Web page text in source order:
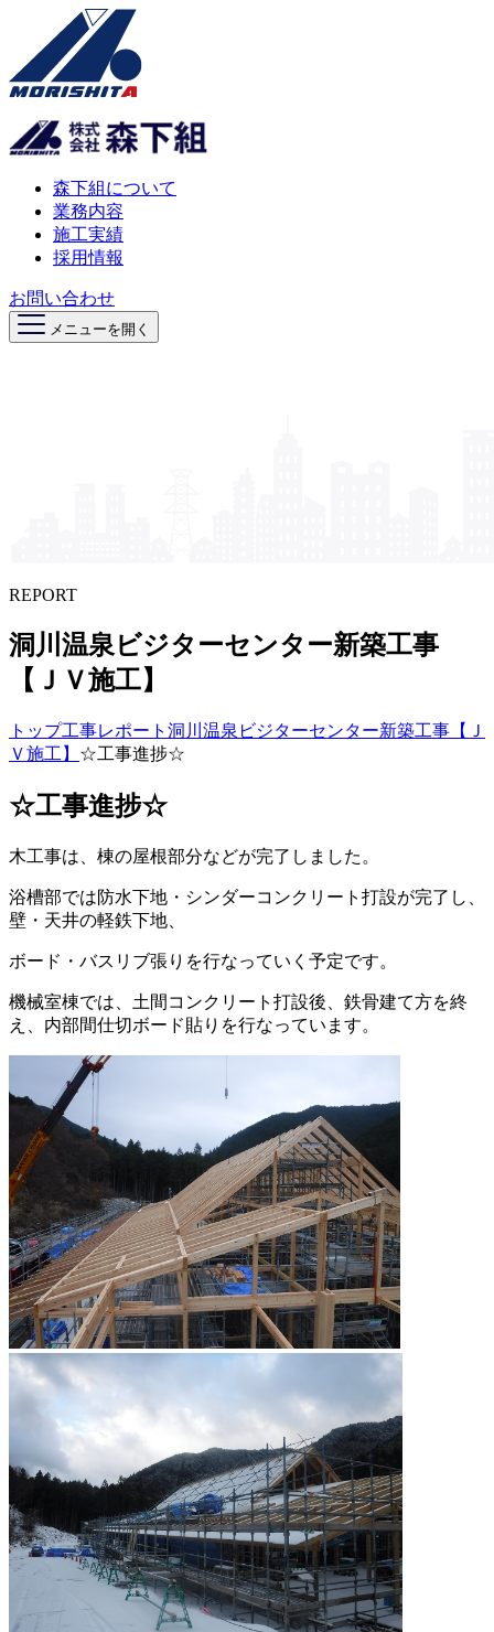
森下組について
業務内容
施工実績
採用情報
お問い合わせ
メニューを開く
REPORT
洞川温泉ビジターセンター新築工事
【ＪＶ施工】
トップ工事レポート 洞川温泉ビジターセンター新築工事【Ｊ
Ｖ施工】 ☆工事進捗☆
☆工事進捗☆
木工事は、棟の屋根部分などが完了しました。
浴槽部では防水下地・シンダーコンクリート打設が完了し、
壁・天井の軽鉄下地、
ボード・バスリブ張りを行なっていく予定です。
機械室棟では、土間コンクリート打設後、鉄骨建て方を終
え、内部間仕切ボード貼りを行なっています。